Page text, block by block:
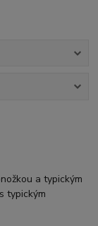
a typickým
typickým